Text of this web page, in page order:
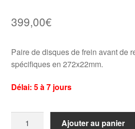
399,00€
Paire de disques de frein avant de
spécifiques en 272x22mm.
Délai: 5 à 7 jours
Ajouter au panier